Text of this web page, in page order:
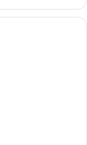
King
Producers
Suite